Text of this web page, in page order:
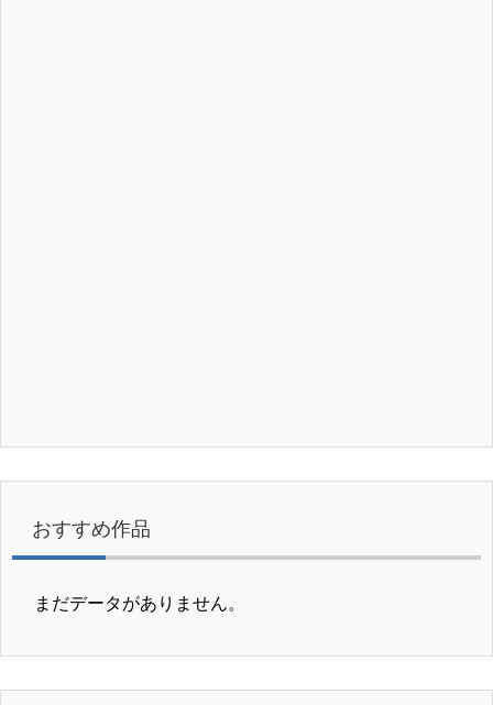
おすすめ作品
まだデータがありません。